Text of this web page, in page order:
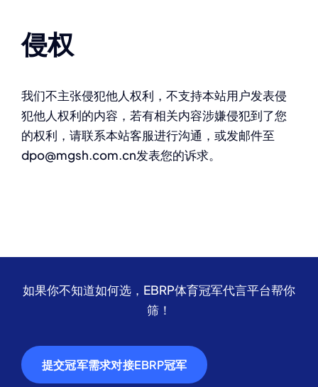
侵权
我们不主张侵犯他人权利，不支持本站用户发表侵
犯他人权利的内容，若有相关内容涉嫌侵犯到了您
的权利，请联系本站客服进行沟通，或发邮件至
dpo@mgsh.com.cn发表您的诉求。
如果你不知道如何选，EBRP体育冠军代言平台帮你
筛！
提交冠军需求对接EBRP冠军